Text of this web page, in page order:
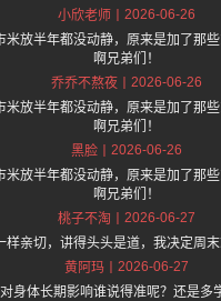
小欣老师
2026-06-26
放半年都没动静，原来是加了那
啊兄弟们！
乔乔不熬夜
2026-06-26
放半年都没动静，原来是加了那
啊兄弟们！
黑脸
2026-06-26
放半年都没动静，原来是加了那
啊兄弟们！
桃子不淘
2026-06-27
亲切，讲得头头是道，我决定周
黄阿玛
2026-06-27
身体长期影响谁说得准呢？还是多